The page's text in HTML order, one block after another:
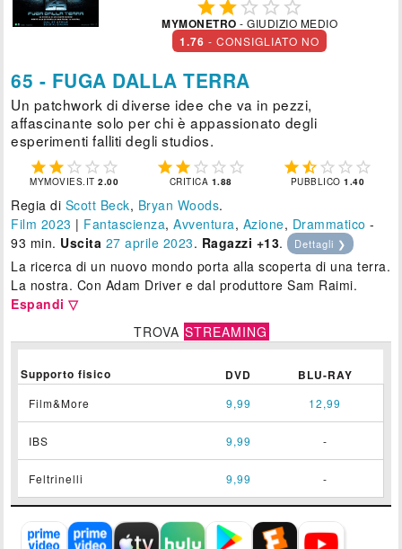
   
MYMONETRO - GIUDIZIO MEDIO
1.76 - CONSIGLIATO NO
65 - FUGA DALLA TERRA
Un patchwork di diverse idee che va in pezzi,
affascinante solo per chi è appassionato degli
esperimenti falliti degli studios.
    
MYMOVIES.IT2.00
    
CRITICA 1.88
    
PUBBLICO1.40
Regia di Scott Beck, Bryan Woods.
Film 2023 | Fantascienza,Avventura, Azione, Drammatico -
93 min. Uscita 27 aprile 2023. Ragazzi +13. Dettagli ❯
La ricerca di un nuovo mondo porta alla scoperta di una terra.
La nostra. Con Adam Driver e dal produttore Sam Raimi.
Espandi ▽
TROVA STREAMING
Supporto fisico DVD BLU-RAY
Film&More 9,99 12,99
IBS 9,99 -
Feltrinelli 9,99 -